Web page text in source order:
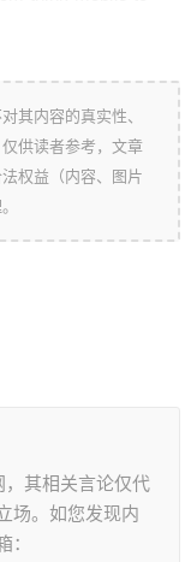
其内容的真实性、
供读者参考，文章
权益（内容、图片
，其相关言论仅代
场。如您发现内
：